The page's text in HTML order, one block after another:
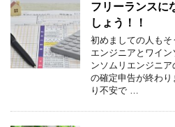
フリーランスに
しょう！！
初めましての人もそ
エンジニアとワイ
ンソムリエンジ
の確定申告が終わ
り不安で …